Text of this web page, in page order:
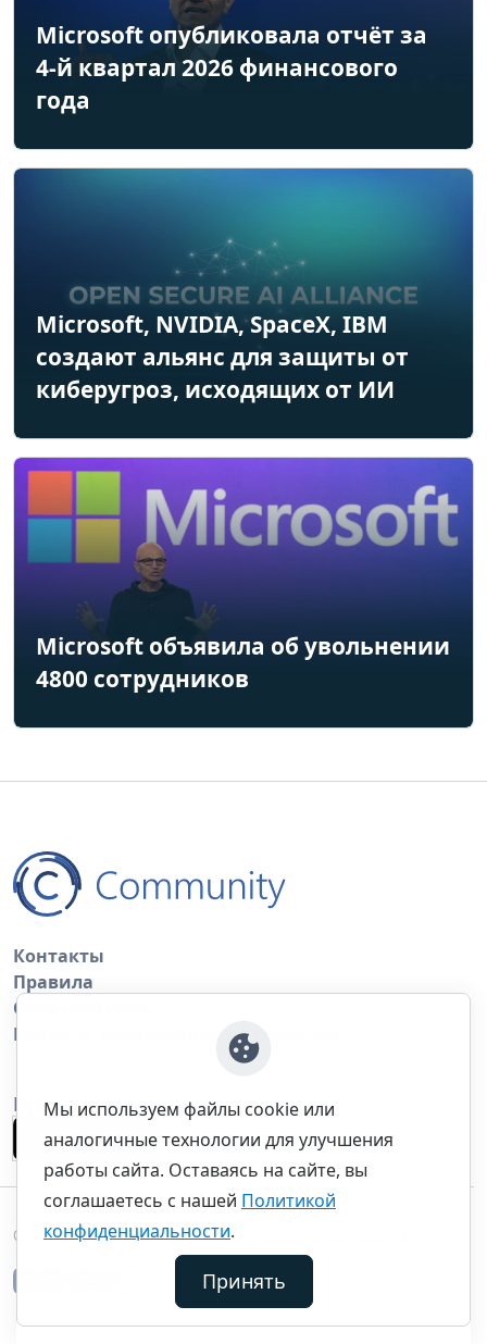
Microsoft опубликовала отчёт за
4-й квартал 2026 финансового
года
Microsoft, NVIDIA, SpaceX, IBM
создают альянс для защиты от
киберугроз, исходящих от ИИ
Microsoft объявила об увольнении
4800 сотрудников
Контакты
Правила
Обратная связь
Правила копирования материалов
Приложение
©thecommunity.ru 2026. Все права защищены.
Мы используем файлы cookie или
аналогичные технологии для улучшения
работы сайта. Оставаясь на сайте, вы
соглашаетесь с нашей Политикой
конфиденциальности.
Принять